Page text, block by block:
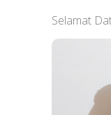
Selamat